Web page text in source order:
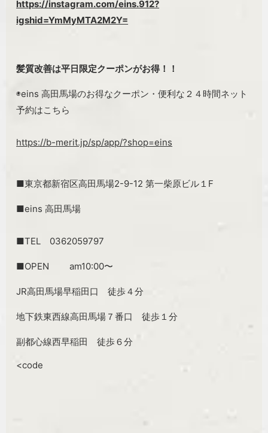
https://instagram.com/eins.912?
igshid=YmMyMTA2M2Y=
髪質改善は平日限定クーポンがお得！！
◉eins 高田馬場のお得なクーポン・便利な２４時間ネット
予約はこちら
https://b-merit.jp/sp/app/?shop=eins
■東京都新宿区高田馬場2-9-12 第一柴原ビル１F
■eins 高田馬場
■TEL 0362059797
■OPEN am10:00〜
JR高田馬場早稲田口 徒歩４分
地下鉄東西線高田馬場７番口 徒歩１分
副都心線西早稲田 徒歩６分
<code